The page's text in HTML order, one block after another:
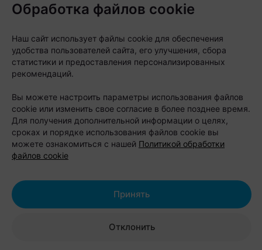
семейный коттедж (до 6 человек) —
коттедж-дуплекс (до 4 человек) — от
320 рублей в сутки;
бунгало (до 4 человек) — от 200
размещение с питомцем — 45 рублей.
Адрес:Брестская область,
Жабинковский район, деревня
Бульково.
Бронирование:+375 33 333-26-82.
Обработка файлов cookie
Наш сайт использует файлы cookie для обеспечения
удобства пользователей сайта, его улучшения, сбора
статистики и предоставления персонализированных
рекомендаций.
Вы можете настроить параметры использования файлов
cookie или изменить свое согласие в более позднее время.
Для получения дополнительной информации о целях,
сроках и порядке использования файлов cookie вы
можете ознакомиться с нашей Политикой обработки
файлов cookie
Отклонить
Принять